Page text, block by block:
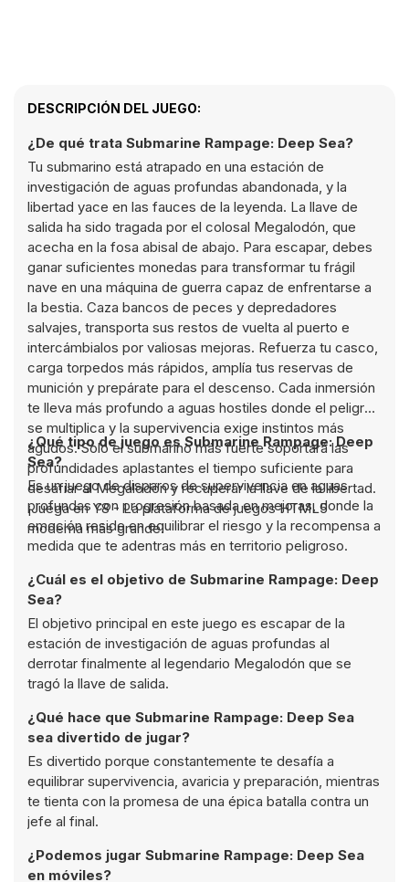
DESCRIPCIÓN DEL JUEGO:
¿De qué trata Submarine Rampage: Deep Sea?
Tu submarino está atrapado en una estación de
investigación de aguas profundas abandonada, y la
libertad yace en las fauces de la leyenda. La llave de
salida ha sido tragada por el colosal Megalodón, que
acecha en la fosa abisal de abajo. Para escapar, debes
ganar suficientes monedas para transformar tu frágil
nave en una máquina de guerra capaz de enfrentarse a
la bestia. Caza bancos de peces y depredadores
salvajes, transporta sus restos de vuelta al puerto e
intercámbialos por valiosas mejoras. Refuerza tu casco,
carga torpedos más rápidos, amplía tus reservas de
munición y prepárate para el descenso. Cada inmersión
te lleva más profundo a aguas hostiles donde el peligro
se multiplica y la supervivencia exige instintos más
agudos. Solo el submarino más fuerte soportará las
profundidades aplastantes el tiempo suficiente para
desafiar al Megalodón y recuperar la llave de la libertad.
¡Juega en Y8 - La plataforma de juegos HTML5
moderna más grande!
¿Qué tipo de juego es Submarine Rampage: Deep
Sea?
Es un juego de disparos de supervivencia en aguas
profundas con progresión basada en mejoras, donde la
emoción reside en equilibrar el riesgo y la recompensa a
medida que te adentras más en territorio peligroso.
¿Cuál es el objetivo de Submarine Rampage: Deep
Sea?
El objetivo principal en este juego es escapar de la
estación de investigación de aguas profundas al
derrotar finalmente al legendario Megalodón que se
tragó la llave de salida.
¿Qué hace que Submarine Rampage: Deep Sea
sea divertido de jugar?
Es divertido porque constantemente te desafía a
equilibrar supervivencia, avaricia y preparación, mientras
te tienta con la promesa de una épica batalla contra un
jefe al final.
¿Podemos jugar Submarine Rampage: Deep Sea
en móviles?